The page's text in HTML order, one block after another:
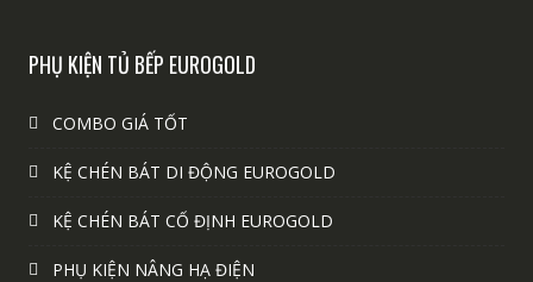
PHỤ KIỆN TỦ BẾP EUROGOLD
COMBO GIÁ TỐT
KỆ CHÉN BÁT DI ĐỘNG EUROGOLD
KỆ CHÉN BÁT CỐ ĐỊNH EUROGOLD
PHỤ KIỆN NÂNG HẠ ĐIỆN